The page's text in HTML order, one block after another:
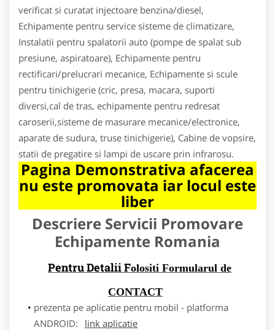
verificat si curatat injectoare benzina/diesel,
Echipamente pentru service sisteme de climatizare,
Instalatii pentru spalatorii auto (pompe de spalat sub
presiune, aspiratoare), Echipamente pentru
rectificari/prelucrari mecanice, Echipamente si scule
pentru tinichigerie (cric, presa, macara, suporti
diversi,cal de tras, echipamente pentru redresat
caroserii,sisteme de masurare mecanice/electronice,
aparate de sudura, truse tinichigerie), Cabine de vopsire,
statii de pregatire si lampi de uscare prin infrarosu.
Pagina Demonstrativa afacerea
nu este promovata iar locul este
liber
Descriere Servicii Promovare
Echipamente Romania
Pentru Detalii Folositi Formularul de
CONTACT
prezenta pe aplicatie pentru mobil - platforma
ANDROID:
link aplicatie